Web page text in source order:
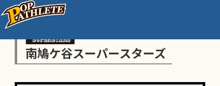
南鳩ケ谷スーパースターズ